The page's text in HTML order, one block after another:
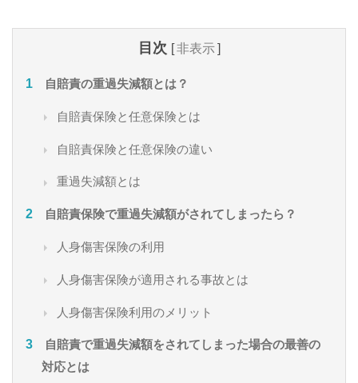
目次 [非表示]
自賠責の重過失減額とは？
自賠責保険と任意保険とは
自賠責保険と任意保険の違い
重過失減額とは
自賠責保険で重過失減額がされてしまったら？
人身傷害保険の利用
人身傷害保険が適用される事故とは
人身傷害保険利用のメリット
自賠責で重過失減額をされてしまった場合の最善の
対応とは